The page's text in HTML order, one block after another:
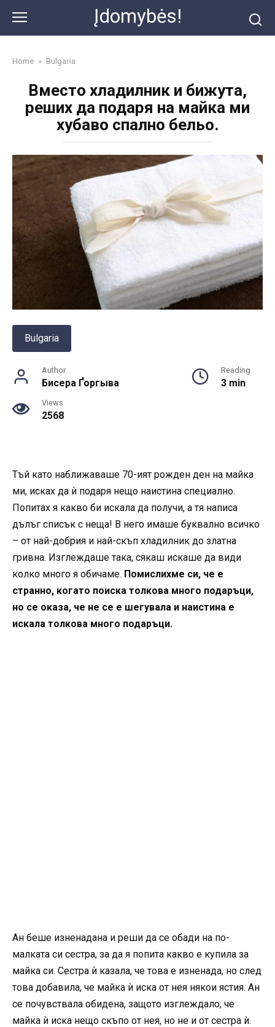
content
Įdomybės!
Home » Bulgaria
Вместо хладилник и бижута,
реших да подаря на майка ми
хубаво спално бельо.
Bulgaria
Author
Бисера Ґоргыва
Reading
3 min
Views
2568
Тъй като наближаваше 70-ият рожден ден на майка
ми, исках да ѝ подаря нещо наистина специално.
Попитах я какво би искала да получи, а тя написа
дълъг списък с неща! В него имаше буквално всичко
– от най-добрия и най-скъп хладилник до златна
гривна. Изглеждаше така, сякаш искаше да види
колко много я обичаме. Помислихме си, че е
странно, когато поиска толкова много подаръци,
но се оказа, че не се е шегувала и наистина е
искала толкова много подаръци.
Ан беше изненадана и реши да се обади на по-
малката си сестра, за да я попита какво е купила за
майка си. Сестра ѝ казала, че това е изненада, но след
това добавила, че майка ѝ иска от нея някои ястия. Ан
се почувствала обидена, защото изглеждало, че
майка ѝ иска нещо скъпо от нея, но не и от сестра ѝ.